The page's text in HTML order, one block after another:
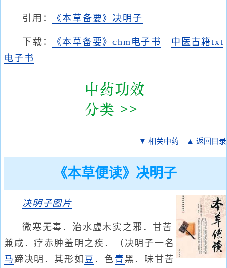
引用： 《本草备要》决明子
下载： 《本草备要》chm电子书
中医古籍txt
电子书
▼ 相关中药 ▲ 返回目录
《本草便读》决明子
决明子图片
微寒无毒．治水虚木实之邪．甘苦
兼咸．疗赤肿羞明之疾．（决明子一名
马蹄决明．其形如 豆 ．色青 黑．味甘苦